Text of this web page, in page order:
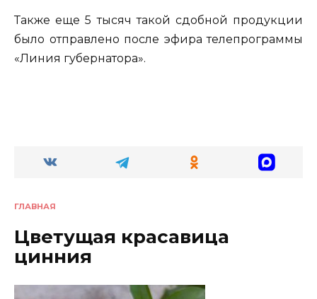
Также еще 5 тысяч такой сдобной продукции
было отправлено после эфира телепрограммы
«Линия губернатора».
ГЛАВНАЯ
Цветущая красавица
цинния